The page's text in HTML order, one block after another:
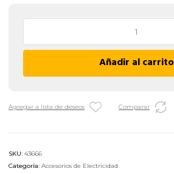
Tolsen
-
cantidad
Añadir al carrito
Agregar a lista de deseos Comparar
SKU: 43666
Categoría: Accesorios de Electricidad